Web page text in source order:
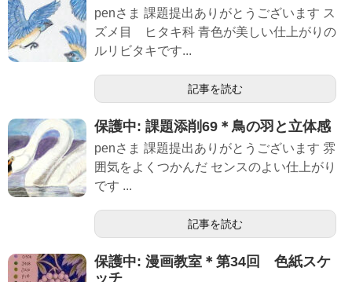
penさま 課題提出ありがとうございます ス
ズメ目 ヒタキ科 青色が美しい仕上がりの
ルリビタキです...
記事を読む
保護中: 課題添削69＊鳥の羽と立体感
penさま 課題提出ありがとうございます 雰
囲気をよくつかんだ センスのよい仕上がり
です ...
記事を読む
保護中: 漫画教室＊第34回 色紙スケ
ッチ